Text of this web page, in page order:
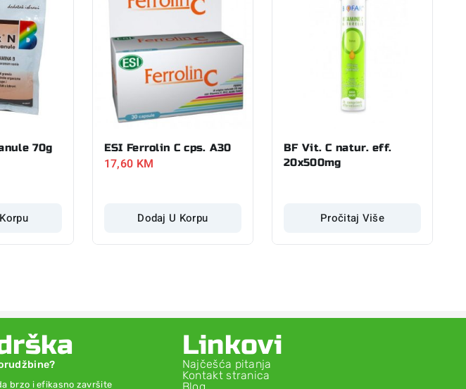
70g ESI Ferrolin C cps. A30
17,60 KM
Dodaj U Korpu
BF Vit. C natur. eff.
20x500mg
Pročitaj Više
brzo i efikasno završite
Linkovi
Najčešća pitanja
Kontakt stranica